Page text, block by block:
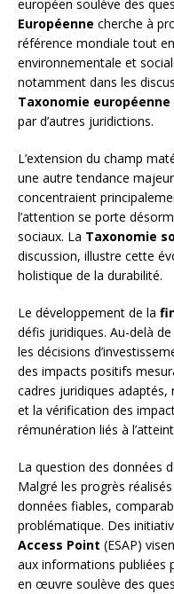
européen soulève des
Européenne cherche à
référence mondiale tout
environnementale et
notamment dans les
Taxonomie européenne
par d’autres juridictions.
L’extension du champ
une autre tendance
concentraient
l’attention se porte
sociaux. La Taxonomie
discussion, illustre cette
holistique de la durabilité.
Le développement de la
défis juridiques. Au-delà
les décisions
des impacts positifs
cadres juridiques
et la vérification des
rémunération liés à
La question des données
Malgré les progrès
données fiables,
problématique. Des
Access Point (ESAP)
aux informations publiées
en œuvre soulève des